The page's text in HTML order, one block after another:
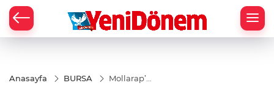
Anasayfa BURSA
Mollarap’a